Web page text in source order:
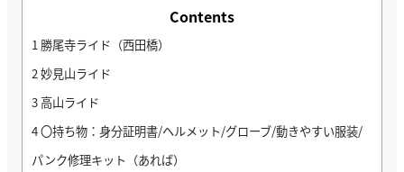
Contents
1 勝尾寺ライド（西田橋）
2妙見山ライド
3高山ライド
4〇持ち物：身分証明書/ヘルメット/グローブ/動きやすい服装/
パンク修理キット（あれば）